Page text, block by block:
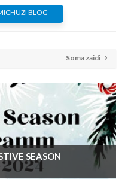
BLOG
Soma zaidi
SEASON